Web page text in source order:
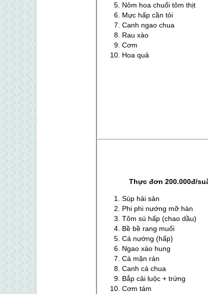
Nôm hoa chuối tôm thịt
Mực hấp cần tỏi
Canh ngao chua
Rau xào
Cơm
Hoa quả
Thực đơn 200.000đ/
Súp hải sản
Phi phi nướng mỡ hàn
Tôm sú hấp (chao dầu)
Bề bề rang muối
Cá nướng (hấp)
Ngao xào hung
Cá mặn rán
Canh cá chua
Bắp cải luộc + trứng
Cơm tám